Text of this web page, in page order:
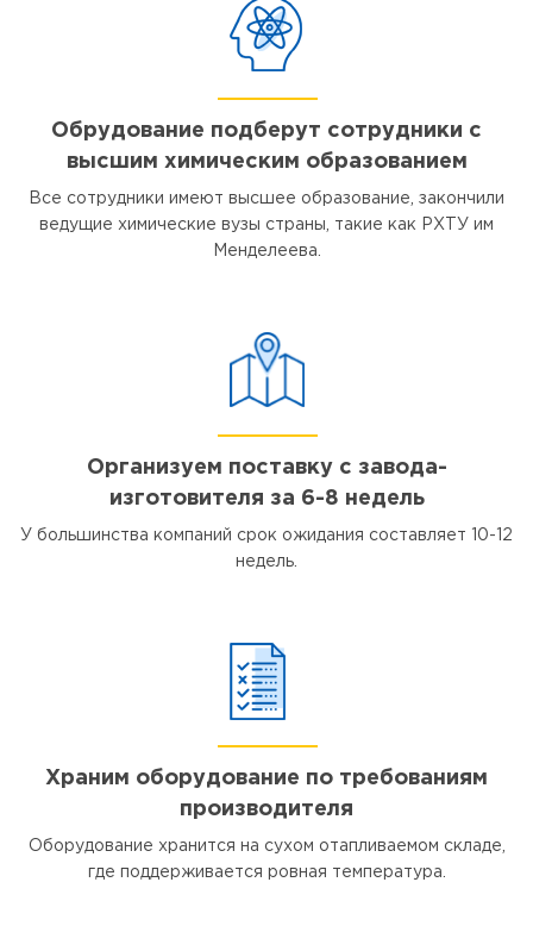
Обрудование подберут сотрудники с
высшим химическим образованием
Все сотрудники имеют высшее образование, закончили
ведущие химические вузы страны, такие как РХТУ им
Менделеева.
Организуем поставку с завода-
изготовителя за 6-8 недель
У большинства компаний срок ожидания составляет 10-12
недель.
Храним оборудование по требованиям
производителя
Оборудование хранится на сухом отапливаемом складе,
где поддерживается ровная температура.